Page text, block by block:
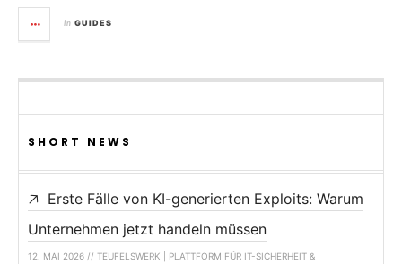
in GUIDES
SHORT NEWS
Erste Fälle von KI-generierten Exploits: Warum
Unternehmen jetzt handeln müssen
12. MAI 2026 // TEUFELSWERK | PLATTFORM FÜR IT-SICHERHEIT &